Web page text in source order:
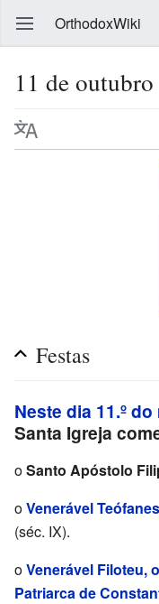
OrthodoxWiki
11 de outubro
Festas
Neste dia 11.º
Santa Igreja
oSanto Apóstolo
oVenerável
(séc. IX).
oVenerável Filoteu,
Patriarca de